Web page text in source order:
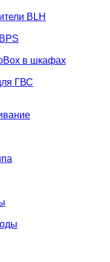
BLH
в шкафах
ГВС